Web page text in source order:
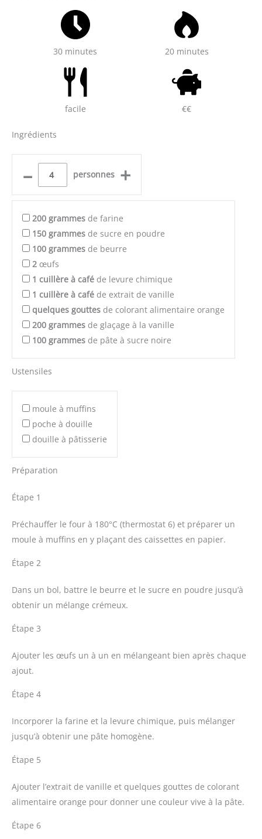
30 minutes 20 minutes
facile €€
Ingrédients
– personnes +
200 grammes de farine
150 grammes de sucre en poudre
100 grammes de beurre
2 œufs
1 cuillère à café de levure chimique
1 cuillère à café de extrait de vanille
quelques gouttes de colorant alimentaire orange
200 grammes de glaçage à la vanille
100 grammes de pâte à sucre noire
Ustensiles
moule à muffins
poche à douille
douille à pâtisserie
Préparation
Étape 1
Préchauffer le four à 180°C (thermostat 6) et préparer un
moule à muffins en y plaçant des caissettes en papier.
Étape 2
Dans un bol, battre le beurre et le sucre en poudre jusqu’à
obtenir un mélange crémeux.
Étape 3
Ajouter les œufs un à un en mélangeant bien après chaque
ajout.
Étape 4
Incorporer la farine et la levure chimique, puis mélanger
jusqu’à obtenir une pâte homogène.
Étape 5
Ajouter l’extrait de vanille et quelques gouttes de colorant
alimentaire orange pour donner une couleur vive à la pâte.
Étape 6